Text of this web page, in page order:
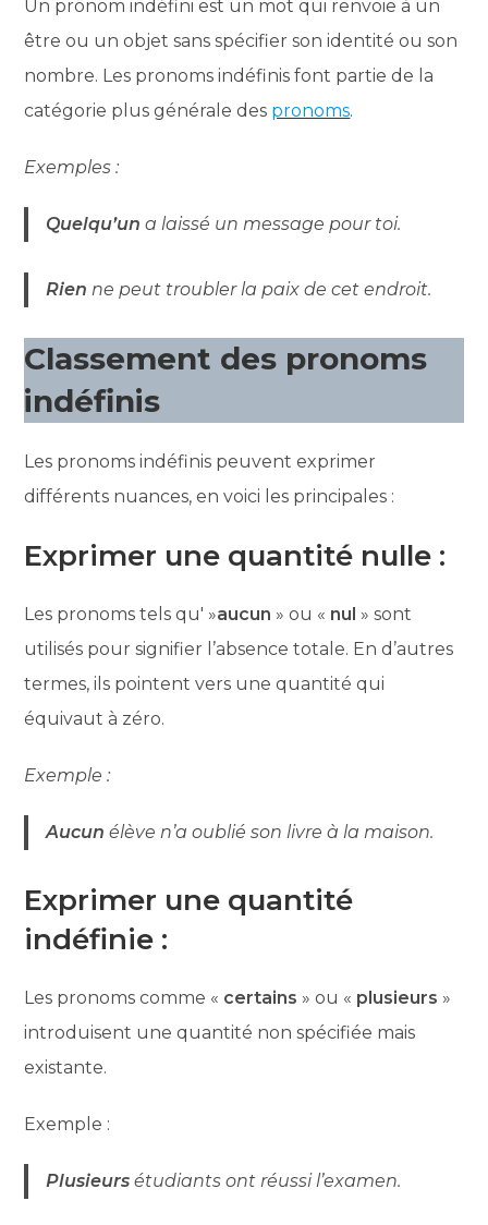
Un pronom indéfini est un mot qui renvoie à un
être ou un objet sans spécifier son identité ou son
nombre. Les pronoms indéfinis font partie de la
catégorie plus générale des pronoms.
Exemples :
Quelqu’un a laissé un message pour toi.
Rien ne peut troubler la paix de cet endroit.
Classement des pronoms
indéfinis
Les pronoms indéfinis peuvent exprimer
différents nuances, en voici les principales :
Exprimer une quantité nulle :
Les pronoms tels qu' »aucun » ou « nul » sont
utilisés pour signifier l’absence totale. En d’autres
termes, ils pointent vers une quantité qui
équivaut à zéro.
Exemple :
Aucun élève n’a oublié son livre à la maison.
Exprimer une quantité
indéfinie :
Les pronoms comme « certains » ou « plusieurs »
introduisent une quantité non spécifiée mais
existante.
Exemple :
Plusieurs étudiants ont réussi l’examen.